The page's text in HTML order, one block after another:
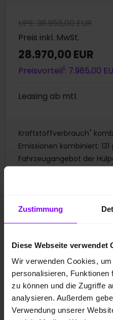
Zustimmung
Diese Webseite verwendet
Wir verwenden Cookies,
personalisieren, Funktionen
zu können und die Zugriffe
analysieren. Außerdem
Verwendung unserer
UPE: 36.955,00 EUR
Preis inkl. MwSt.
28.970,00 EUR
Preisvorteil1: 7.985,00
Leasing ab mtl.
Kraftstoffverbrauch*
Emissionen kombiniert:
Fahrzeugangebot der